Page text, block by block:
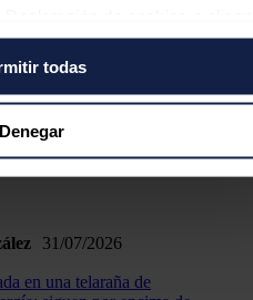
sobre su ubicación geográfica
de varios metros
analizándolo activamente
(huellas digitales)
cómo se procesan sus
su consentimiento en
todas
Denegarenergético entra
de la industria
31/07/2026